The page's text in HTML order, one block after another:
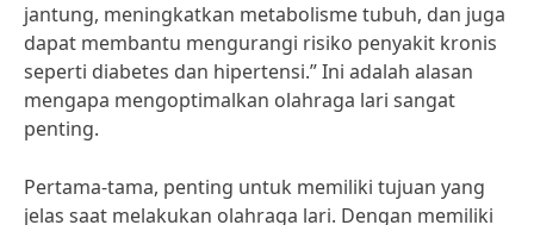
jantung, meningkatkan metabolisme tubuh, dan juga
dapat membantu mengurangi risiko penyakit kronis
seperti diabetes dan hipertensi.” Ini adalah alasan
mengapa mengoptimalkan olahraga lari sangat
penting.
Pertama-tama, penting untuk memiliki tujuan yang
jelas saat melakukan olahraga lari. Dengan memiliki